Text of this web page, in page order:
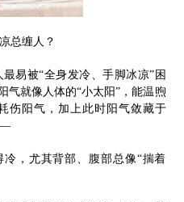
总缠人？
易被“全身发冷、手脚冰凉”困
气就像人体的“小太阳”，能温煦
伤阳气，加上此时阳气敛藏于
，尤其背部、腹部总像“揣着